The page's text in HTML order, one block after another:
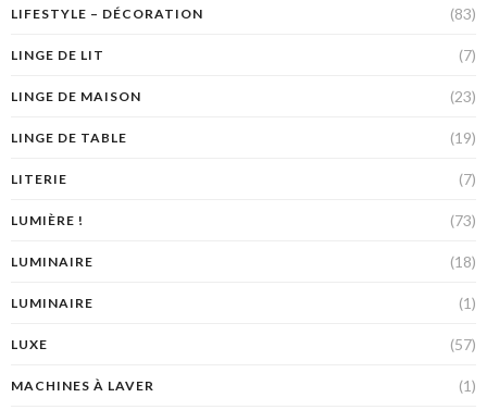
LIFESTYLE – DÉCORATION (83)
LINGE DE LIT (7)
LINGE DE MAISON (23)
LINGE DE TABLE (19)
LITERIE (7)
LUMIÈRE ! (73)
LUMINAIRE (18)
LUMINAIRE (1)
LUXE (57)
MACHINES À LAVER (1)